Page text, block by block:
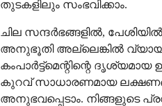
തുടകളിലും സംഭവിക്കാം.
ചില സന്ദര്‍ഭങ്ങളില്‍,
അനുഭൂതി അല്ലെങ്കില്‍
കംപാര്‍ട്ട്‌മെന്റിന്റെ
കുറവ് സാധാരണമായ
അനുഭവപ്പെടാം. നിങ്ങളുടെ